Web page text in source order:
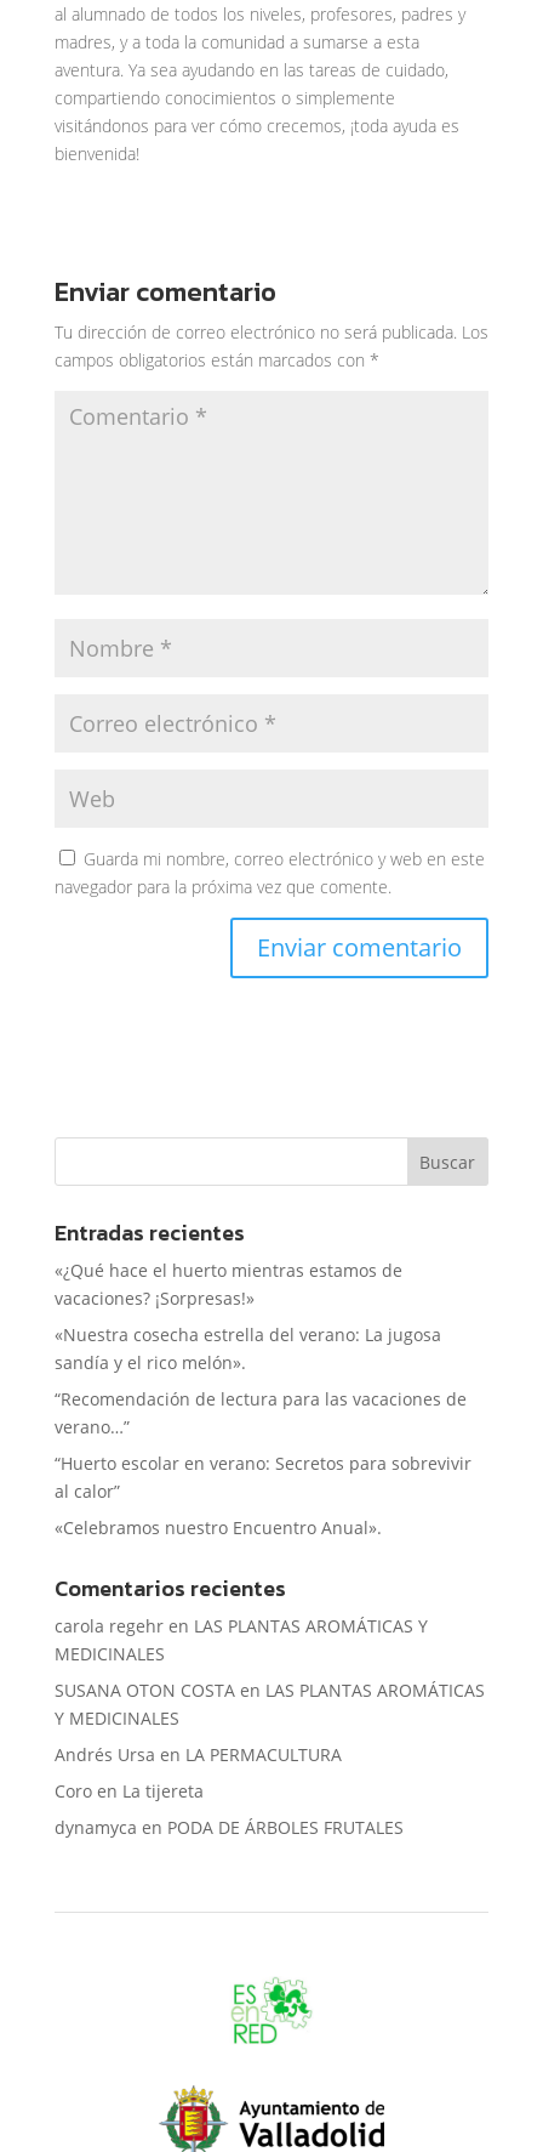
al alumnado de todos los niveles, profesores, padres y
madres, y a toda la comunidad a sumarse a esta
aventura. Ya sea ayudando en las tareas de cuidado,
compartiendo conocimientos o simplemente
visitándonos para ver cómo crecemos, ¡toda ayuda es
bienvenida!
Enviar comentario
Tu dirección de correo electrónico no será publicada. Los
campos obligatorios están marcados con *
Guarda mi nombre, correo electrónico y web en este
navegador para la próxima vez que comente.
Entradas recientes
«¿Qué hace el huerto mientras estamos de
vacaciones? ¡Sorpresas!»
«Nuestra cosecha estrella del verano: La jugosa
sandía y el rico melón».
“Recomendación de lectura para las vacaciones de
verano…”
“Huerto escolar en verano: Secretos para sobrevivir
al calor”
«Celebramos nuestro Encuentro Anual».
Comentarios recientes
carola regehren LAS PLANTAS AROMÁTICAS Y
MEDICINALES
SUSANA OTON COSTAen LAS PLANTAS AROMÁTICAS
Y MEDICINALES
Andrés Ursa en LA PERMACULTURA
Coroen La tijereta
dynamyca en PODA DE ÁRBOLES FRUTALES